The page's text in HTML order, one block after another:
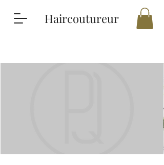
Haircoutureur